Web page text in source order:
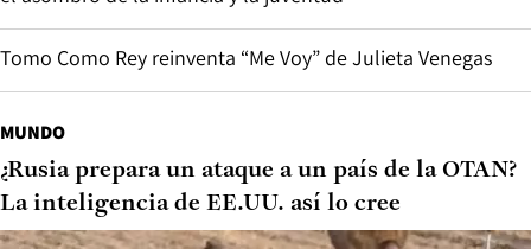
Tomo Como Rey reinventa “Me Voy” de Julieta Venegas
MUNDO
¿Rusia prepara un ataque a un país de la OTAN?
La inteligencia de EE.UU. así lo cree